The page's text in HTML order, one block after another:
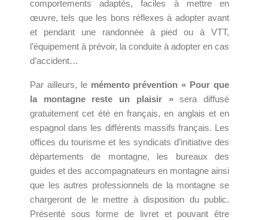
comportements adaptés, faciles à mettre en
œuvre, tels que les bons réflexes à adopter avant
et pendant une randonnée à pied ou à VTT,
l’équipement à prévoir, la conduite à adopter en cas
d’accident…
Par ailleurs, lemémento prévention « Pour que
la montagne reste un plaisir »sera diffusé
gratuitement cet été en français, en anglais et en
espagnol dans les différents massifs français. Les
offices du tourisme et les syndicats d’initiative des
départements de montagne, les bureaux des
guides et des accompagnateurs en montagne ainsi
que les autres professionnels de la montagne se
chargeront de le mettre à disposition du public.
Présenté sous forme de livret et pouvant être